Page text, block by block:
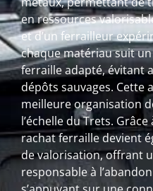
en ressources
et d’un ferrailleur
chaque matériau suit
ferraille adapté, évitant
dépôts sauvages. Cette
meilleure organisation
l’échelle du Trets.
rachat ferraille devient
de valorisation, offrant
responsable à